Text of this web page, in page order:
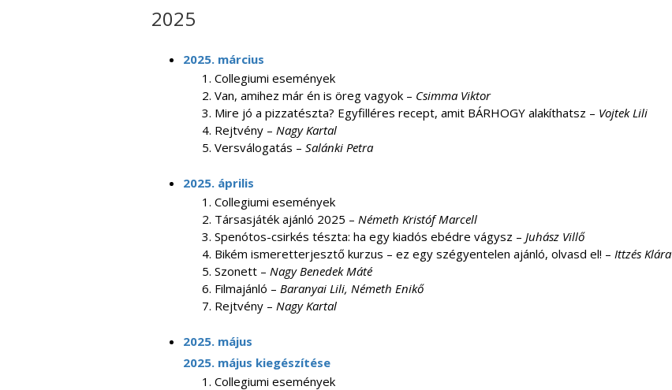
2025
2025. március
Collegiumi események
Van, amihez már én is öreg vagyok – Csimma Viktor
Mire jó a pizzatészta? Egyfilléres recept, amit BÁRHOGY alakíthatsz – Vojtek Lili
Rejtvény – Nagy Kartal
Versválogatás – Salánki Petra
2025. április
Collegiumi események
Társasjáték ajánló 2025 – Németh Kristóf Marcell
Spenótos-csirkés tészta: ha egy kiadós ebédre vágysz – Juhász Villő
Bikém ismeretterjesztő kurzus – ez egy szégyentelen ajánló, olvasd el! – Ittzés Klára
Szonett – Nagy Benedek Máté
Filmajánló – Baranyai Lili, Németh Enikő
Rejtvény – Nagy Kartal
2025. május
2025. május kiegészítése
Collegiumi események